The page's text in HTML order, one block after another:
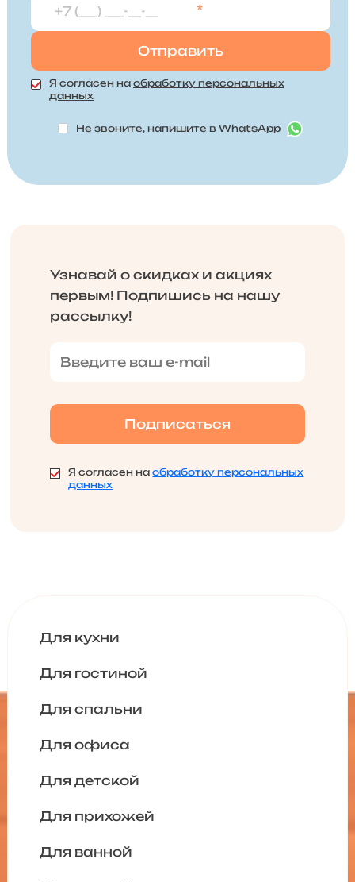
*
Я согласен на обработку персональных
данных
Не звоните, напишите в WhatsApp
Узнавай о скидках и акциях
первым! Подпишись на нашу
рассылку!
Я согласен наобработку персональных
данных
Для кухни
Для гостиной
Для спальни
Для офиса
Для детской
Для прихожей
Для ванной